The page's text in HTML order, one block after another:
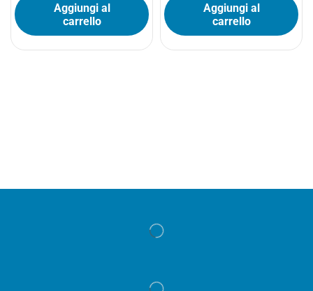
Aggiungi al
carrello
Aggiungi al
carrello